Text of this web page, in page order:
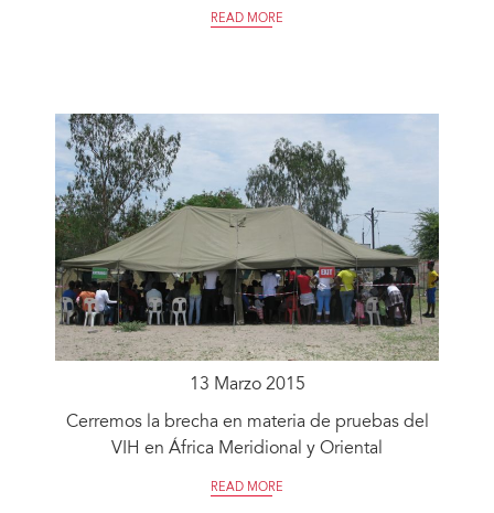
READ MORE
13 Marzo 2015
Cerremos la brecha en materia de pruebas del
VIH en África Meridional y Oriental
READ MORE